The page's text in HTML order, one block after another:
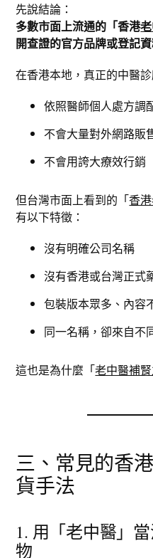
先說結論：
多數市面上流通的「香港
開查證的官方品牌或登記資
在香港本地，真正的中醫
依照醫師個人處方調
不會大量對外網路販
不會用誇大療效行銷
但台灣市面上看到的「香
有以下特徵：
沒有明確公司名稱
沒有香港或台灣正式
包裝版本眾多、內容
同一名稱，卻來自不
這也是為什麼「老中醫補
三、常見的香
貨手法
1. 用「老中醫」
物